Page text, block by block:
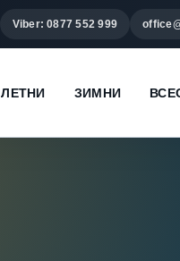
Viber: 0877 552 999
ЛЕТНИ ЗИМНИ